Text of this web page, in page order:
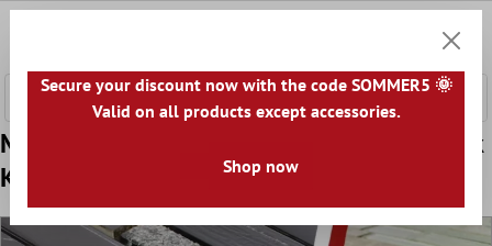
Muster von Glas Naturstein Keramik Mosaik
Kozan Weiss
Secure your discount now with the code SOMMER5 🌞
Valid on all products except accessories.
Shop now